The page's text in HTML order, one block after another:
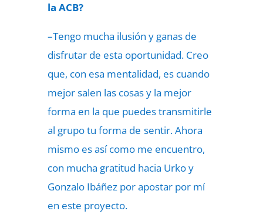
la ACB?
–Tengo mucha ilusión y ganas de
disfrutar de esta oportunidad. Creo
que, con esa mentalidad, es cuando
mejor salen las cosas y la mejor
forma en la que puedes transmitirle
al grupo tu forma de sentir. Ahora
mismo es así como me encuentro,
con mucha gratitud hacia Urko y
Gonzalo Ibáñez por apostar por mí
en este proyecto.